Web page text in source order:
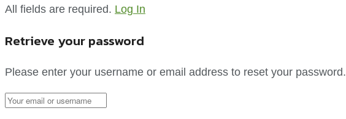
All fields are required. Log In
Retrieve your password
Please enter your username or email address to reset your password.